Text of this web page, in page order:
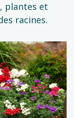
plantes et
racines.